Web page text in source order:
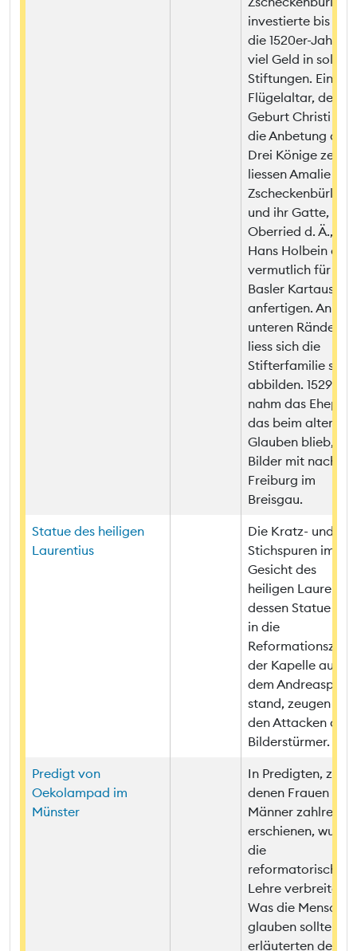
investierte bis in
die 1520er-Jahre
viel Geld in solche
Stiftungen. Einen
Flügelaltar, der
Geburt Christi und
die Anbetung der
Drei Könige zeigt,
liessen Amalie
Zscheckenbürlin
und ihr Gatte,
Oberried d. Ä.,
Hans Holbein d. J.
vermutlich für die
Basler Kartause
anfertigen. An den
unteren Rändern
liess sich die
Stifterfamilie
abbilden. 1529
nahm das
das beim alten
Glauben blieb, die
Bilder mit nach
Freiburg im
Breisgau.
Statue des heiligen
Laurentius
Die Kratz- und
Stichspuren im
Gesicht des
heiligen
dessen Statue bis
in die
Reformationszeit
der Kapelle auf
dem Andreasplatz
stand, zeugen von
den Attacken der
Bilderstürmer.
Predigt von
Oekolampad im
Münster
In Predigten, zu
denen Frauen und
Männer zahlreich
erschienen, wurde
die
reformatorische
Lehre verbreitet.
Was die Menschen
glauben sollten,
erläuterten der